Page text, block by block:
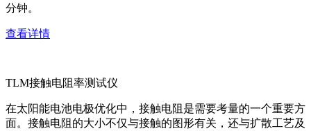
分钟。
查看详情
TLM接触电阻率测试仪
在太阳能电池电极优化中，接触电阻是需要考量的一个重要方
面。接触电阻的大小不仅与接触的图形有关，还与扩散工艺及